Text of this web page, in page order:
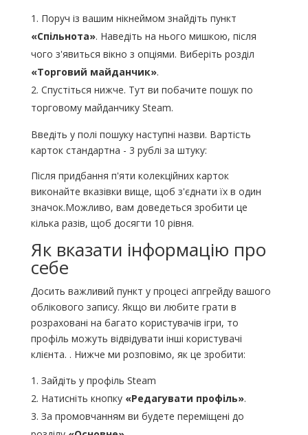
Поруч із вашим нікнеймом знайдіть пункт
«Спільнота». Наведіть на нього мишкою, після
чого з'явиться вікно з опціями. Виберіть розділ
«Торговий майданчик».
Спустіться нижче. Тут ви побачите пошук по
торговому майданчику Steam.
Введіть у полі пошуку наступні назви. Вартість
карток стандартна - 3 рублі за штуку:
Після придбання п'яти колекційних карток
виконайте вказівки вище, щоб з'єднати їх в один
значок.Можливо, вам доведеться зробити це
кілька разів, щоб досягти 10 рівня.
Як вказати інформацію про
себе
Досить важливий пункт у процесі апгрейду вашого
облікового запису. Якщо ви любите грати в
розраховані на багато користувачів ігри, то
профіль можуть відвідувати інші користувачі
клієнта. . Нижче ми розповімо, як це зробити:
Зайдіть у профіль Steam
Натисніть кнопку «Редагувати профіль».
За промовчанням ви будете переміщені до